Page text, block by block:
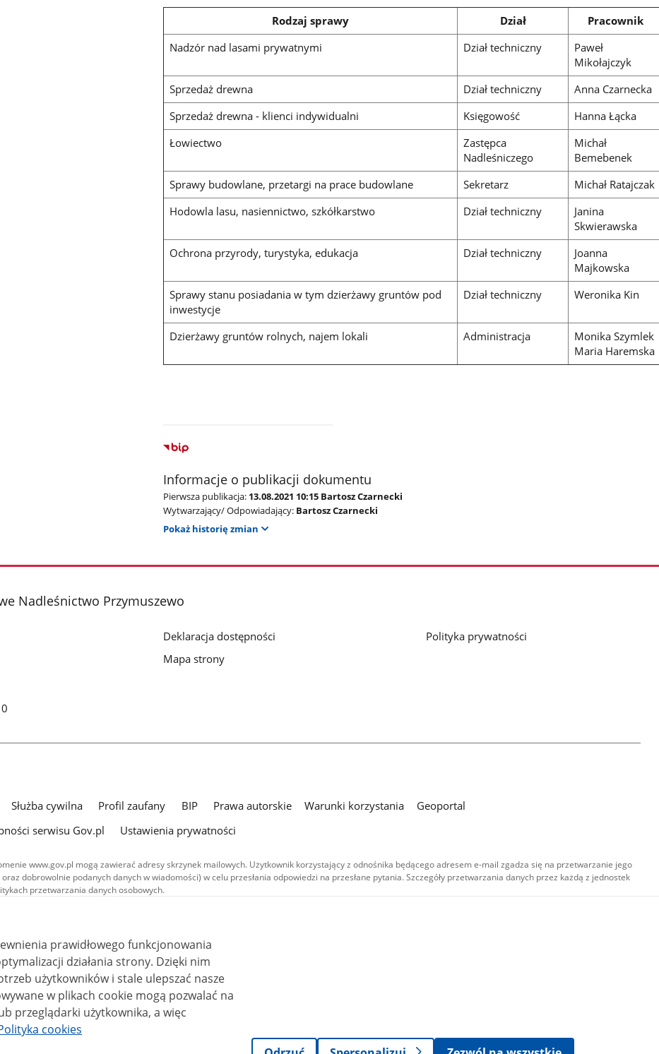
Rodzaj sprawy Dział
Pracownik
Nadzór nad lasami prywatnymi
Dział techniczny
Paweł
Mikołajczyk
Sprzedaż drewna
Dział techniczny
Anna Czarnecka
Sprzedaż drewna - klienci indywidualni
Księgowość
Hanna Łącka
Łowiectwo
Zastępca
Nadleśniczego
Michał
Bemebenek
Sprawy budowlane, przetargi na prace budowlane
Sekretarz
Michał Ratajczak
Hodowla lasu, nasiennictwo, szkółkarstwo
Dział techniczny
Janina
Skwierawska
Ochrona przyrody, turystyka, edukacja
Dział techniczny
Joanna
Majkowska
Sprawy stanu posiadania w tym dzierżawy gruntów pod
inwestycje
Dział techniczny Weronika Kin
Dzierżawy gruntów rolnych, najem lokali Administracja
Monika Szymlek
Maria Haremska
Informacje o publikacji dokumentu
Pierwsza publikacja: 13.08.2021 10:15 Bartosz Czarnecki
Wytwarzający/ Odpowiadający: Bartosz Czarnecki
Pokaż historię zmian
Nadleśnictwo Przymuszewo
Deklaracja dostępności
Mapa strony
Polityka prywatności
Służba cywilna Profil zaufany BIP Prawa autorskie Warunki korzystania
Geoportal
serwisu Gov.pl
Ustawienia prywatności
www.gov.pl mogą zawierać adresy skrzynek mailowych. Użytkownik korzystający z odnośnika będącego adresem e-mail zgadza się na przetwarzanie jego
dobrowolnie podanych danych w wiadomości) w celu przesłania odpowiedzi na przesłane pytania. Szczegóły przetwarzania danych przez każdą z jednostek
przetwarzania danych osobowych.
publikowane w serwisie (z wyłączeniem treści audiowizualnych), są
na licencji typu Creative Commons: uznanie autorstwa - na tych samych
4.0 (CC BY-SA 4.0). Materiały audiowizualne, w tym zdjęcia, materiały audio i wideo,
na licencji typu Creative Commons: uznanie autorstwa użycie niekomercyjne -
zależnych 4.0 (CC BY-NC-ND 4.0), o ile nie jest to stwierdzone inaczej.
prawidłowego funkcjonowania
działania strony. Dzięki nim
użytkowników i stale ulepszać nasze
przeglądarki użytkownika, a więc
cookies